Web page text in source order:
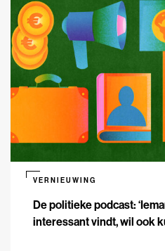
De politieke podcast:
interessant vindt, wil ook
VERNIEUWING